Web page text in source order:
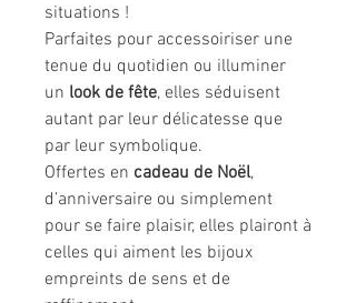
situations !
Parfaites pour accessoiriser une
tenue du quotidien ou illuminer
un look de fête, elles séduisent
autant par leur délicatesse que
par leur symbolique.
Offertes en cadeau de Noël,
d’anniversaire ou simplement
pour se faire plaisir, elles plairont à
celles qui aiment les bijoux
empreints de sens et de